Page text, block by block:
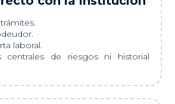
laboral.
centrales de riesgos ni historial